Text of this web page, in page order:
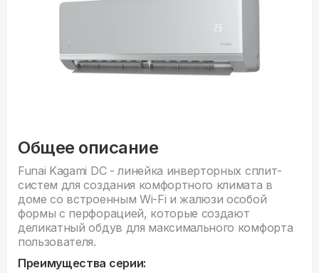
Общее описание
Funai Kagami DC - линейка инверторных сплит-
систем для создания комфортного климата в
доме со встроенным Wi-Fi и жалюзи особой
формы с перфорацией, которые создают
деликатный обдув для максимального комфорта
пользователя.
Преимущества серии: